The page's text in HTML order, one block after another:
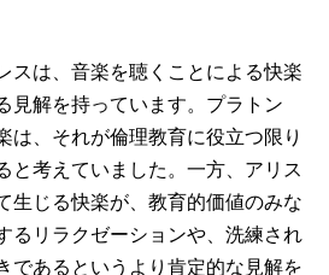
スは、音楽を聴くことによる快楽
見解を持っています。プラトン
は、それが倫理教育に役立つ限り
と考えていました。一方、アリス
生じる快楽が、教育的価値のみな
るリラクゼーションや、洗練され
であるというより肯定的な見解を